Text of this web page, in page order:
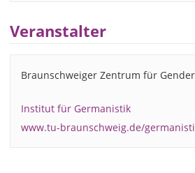
Veranstalter
Braunschweiger Zentrum für
Institut für Germanistik
www.tu-braunschweig.de/